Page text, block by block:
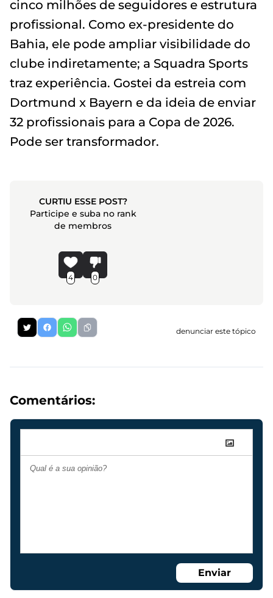
cinco milhões de seguidores e estrutura
profissional. Como ex-presidente do
Bahia, ele pode ampliar visibilidade do
clube indiretamente; a Squadra Sports
traz experiência. Gostei da estreia com
Dortmund x Bayern e da ideia de enviar
32 profissionais para a Copa de 2026.
Pode ser transformador.
CURTIU ESSE POST?
Participe e suba no rank
de membros
4 0
denunciar este tópico
Comentários:
Enviar